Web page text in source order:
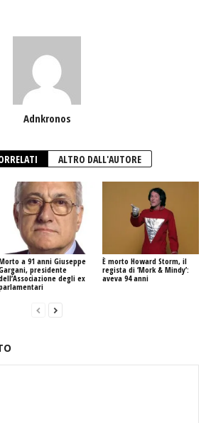
Adnkronos
ALTRO DALL'AUTORE
a 91 anni Giuseppe
presidente
degli ex
È morto Howard Storm, il
regista di ‘Mork & Mindy’:
aveva 94 anni